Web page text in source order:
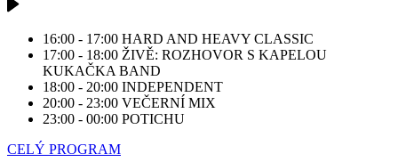
16:00 - 17:00 HARD AND HEAVY CLASSIC
17:00 - 18:00 ŽIVĚ: ROZHOVOR S KAPELOU
KUKAČKA BAND
18:00 - 20:00 INDEPENDENT
20:00 - 23:00 VEČERNÍ MIX
23:00 - 00:00 POTICHU
CELÝ PROGRAM